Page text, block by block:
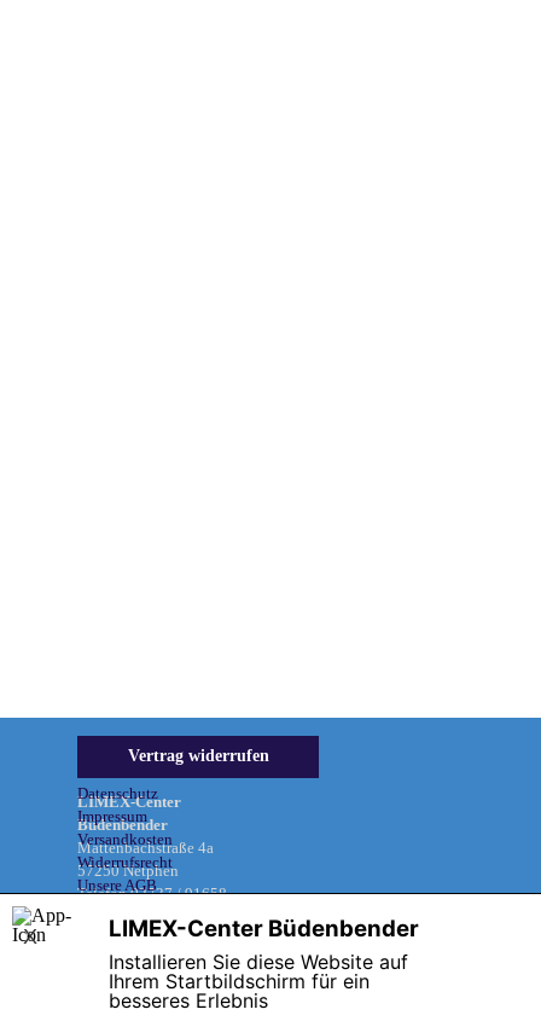
Informationen &
Datenschutz
Impressum
Versandkosten
Widerrufsrecht
Unsere AGB
LIMEX-Center
Büdenbender
Mattenbachstraße 4a
57250 Netphen
Telefon 02737 / 91658
Vertrag widerrufen
Zurück zum Seiteninhalt
LIMEX-Center Büdenbender
Installieren Sie diese Website auf
Ihrem Startbildschirm für ein
besseres Erlebnis
X